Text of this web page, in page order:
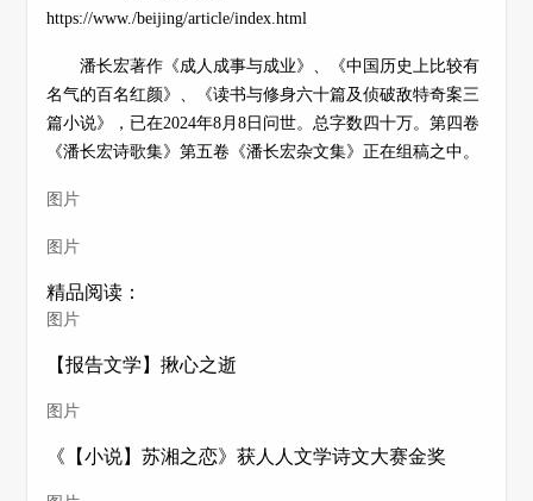
https://www./beijing/article/index.html
潘长宏著作《成人成事与成业》、《中国历史上比较有
名气的百名红颜》、《读书与修身六十篇及侦破敌特奇案三
篇小说》，已在2024年8月8日问世。总字数四十万。第四卷
《潘长宏诗歌集》第五卷《潘长宏杂文集》正在组稿之中。
图片
图片
精品阅读：
图片
【报告文学】揪心之逝
图片
《【小说】苏湘之恋》获人人文学诗文大赛金奖